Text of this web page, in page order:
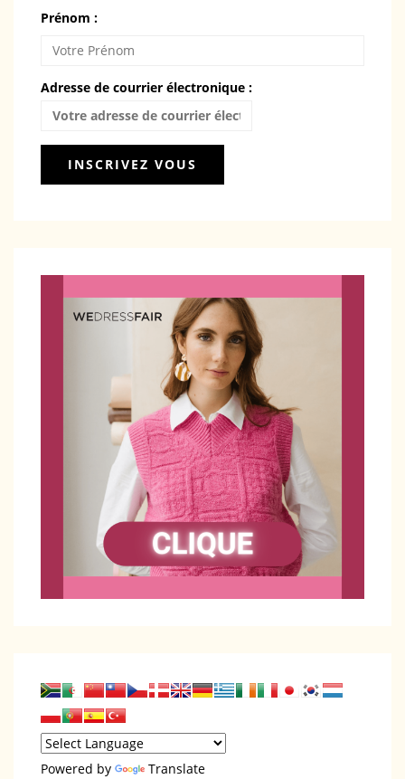
Prénom :
Adresse de courrier électronique :
Powered by Translate